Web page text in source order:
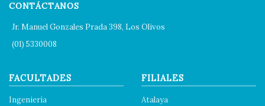
CONTÁCTANOS
Jr. Manuel Gonzales Prada 398, Los Olivos
(01) 5330008
FACULTADES
Ingeniería
FILIALES
Atalaya